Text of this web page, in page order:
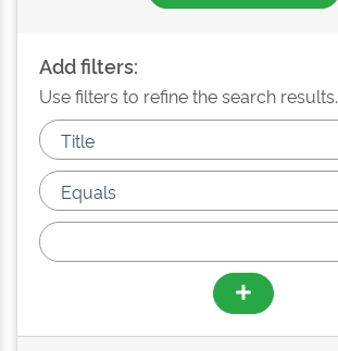
Add filters:
Use filters to refine the search results.